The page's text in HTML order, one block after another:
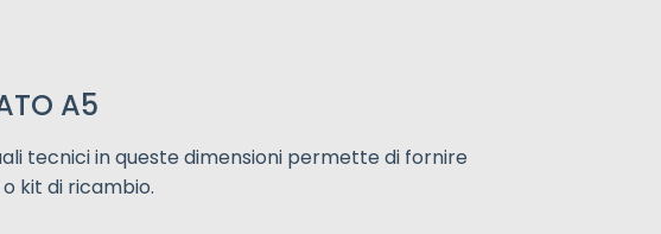
A5
tecnici in queste dimensioni permette di fornire
kit di ricambio.